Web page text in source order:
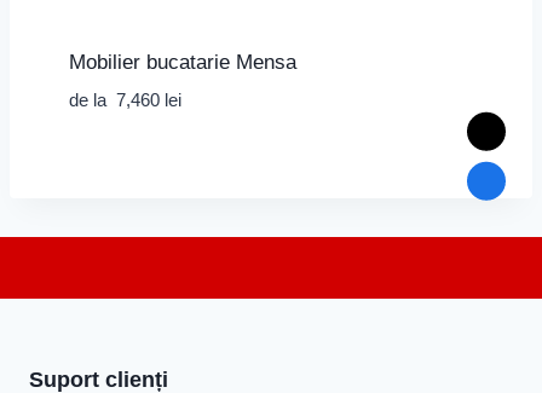
Mobilier bucatarie Mensa
de la 7,460 lei
Suport clienți